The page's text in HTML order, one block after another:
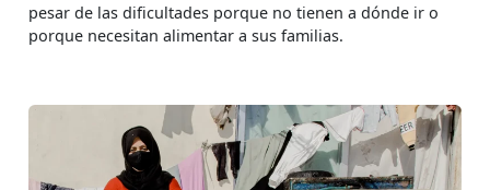
pesar de las dificultades porque no tienen a dónde ir o
porque necesitan alimentar a sus familias.